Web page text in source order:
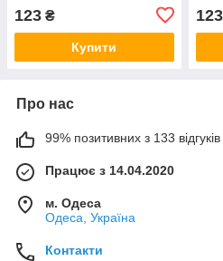
123 ₴
Купити
123
Про нас
99% позитивних з 133 відгуків
Працює з 14.04.2020
м. Одеса
Одеса, Україна
Контакти